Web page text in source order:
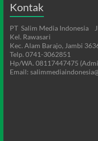
Kontak
PT Salim Media Indonesia
Kel. Rawasari
Kec. Alam Barajo, Jambi
Telp. 0741-3062851
Hp/WA. 08117447475
Email: